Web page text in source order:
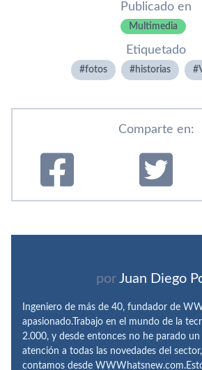
Publicado en
Multimedia
Etiquetado
fotos historias
Comparte en:
por Juan Diego
Ingeniero de más de 40, fundador de
apasionado.Trabajo en el mundo de la
2.000, y desde entonces no he parado
atención a todas las novedades del
contamos desde